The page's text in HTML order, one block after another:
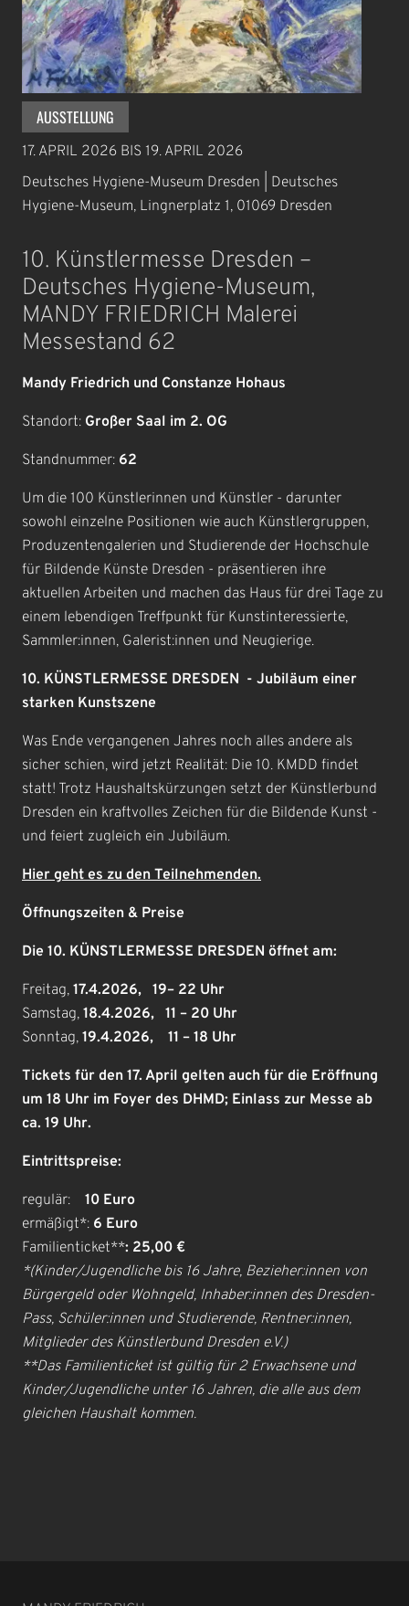
AUSSTELLUNG
17. APRIL 2026 BIS 19. APRIL 2026
Deutsches Hygiene-Museum Dresden | Deutsches
Hygiene-Museum, Lingnerplatz 1, 01069 Dresden
10. Künstlermesse Dresden –
Deutsches Hygiene-Museum,
MANDY FRIEDRICH Malerei
Messestand 62
Mandy Friedrich und Constanze Hohaus
Standort: Großer Saal im 2. OG
Standnummer: 62
Um die 100 Künstlerinnen und Künstler - darunter
sowohl einzelne Positionen wie auch Künstlergruppen,
Produzentengalerien und Studierende der Hochschule
für Bildende Künste Dresden - präsentieren ihre
aktuellen Arbeiten und machen das Haus für drei Tage zu
einem lebendigen Treffpunkt für Kunstinteressierte,
Sammler:innen, Galerist:innen und Neugierige.
10. KÜNSTLERMESSE DRESDEN - Jubiläum einer
starken Kunstszene
Was Ende vergangenen Jahres noch alles andere als
sicher schien, wird jetzt Realität: Die 10. KMDD findet
statt! Trotz Haushaltskürzungen setzt der Künstlerbund
Dresden ein kraftvolles Zeichen für die Bildende Kunst -
und feiert zugleich ein Jubiläum.
Hiergeht es zu den Teilnehmenden.
Öffnungszeiten & Preise
Die 10. KÜNSTLERMESSE DRESDEN öffnet am:
Freitag, 17.4.2026, 19– 22 Uhr
Samstag, 18.4.2026, 11 – 20 Uhr
Sonntag, 19.4.2026, 11 – 18 Uhr
Tickets für den 17. April gelten auch für die Eröffnung
um 18 Uhr im Foyer des DHMD; Einlass zur Messe ab
ca. 19 Uhr.
Eintrittspreise:
regulär: 10 Euro
ermäßigt*: 6 Euro
Familienticket**: 25,00 €
*(Kinder/Jugendliche bis 16 Jahre, Bezieher:innen von
Bürgergeld oder Wohngeld, Inhaber:innen des Dresden-
Pass, Schüler:innen und Studierende, Rentner:innen,
Mitglieder des Künstlerbund Dresden e.V.)
**Das Familienticket ist gültig für 2 Erwachsene und
Kinder/Jugendliche unter 16 Jahren, die alle aus dem
gleichen Haushalt kommen.